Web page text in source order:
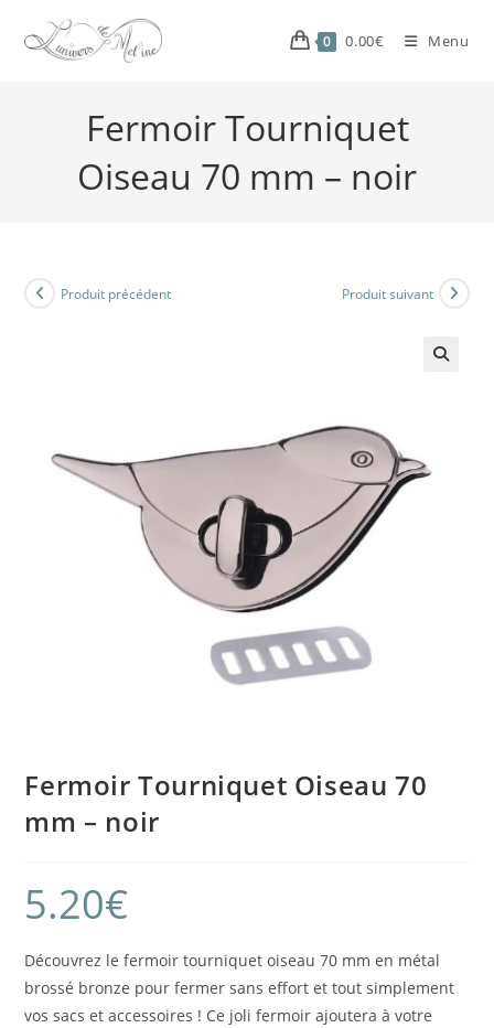
0 0.00€ Menu
Fermoir Tourniquet
Oiseau 70 mm – noir
Produit précédent Produit suivant
Fermoir Tourniquet Oiseau 70
mm – noir
5.20€
Découvrez le fermoir tourniquet oiseau 70 mm en métal
brossé bronze pour fermer sans effort et tout simplement
vos sacs et accessoires ! Ce joli fermoir ajoutera à votre